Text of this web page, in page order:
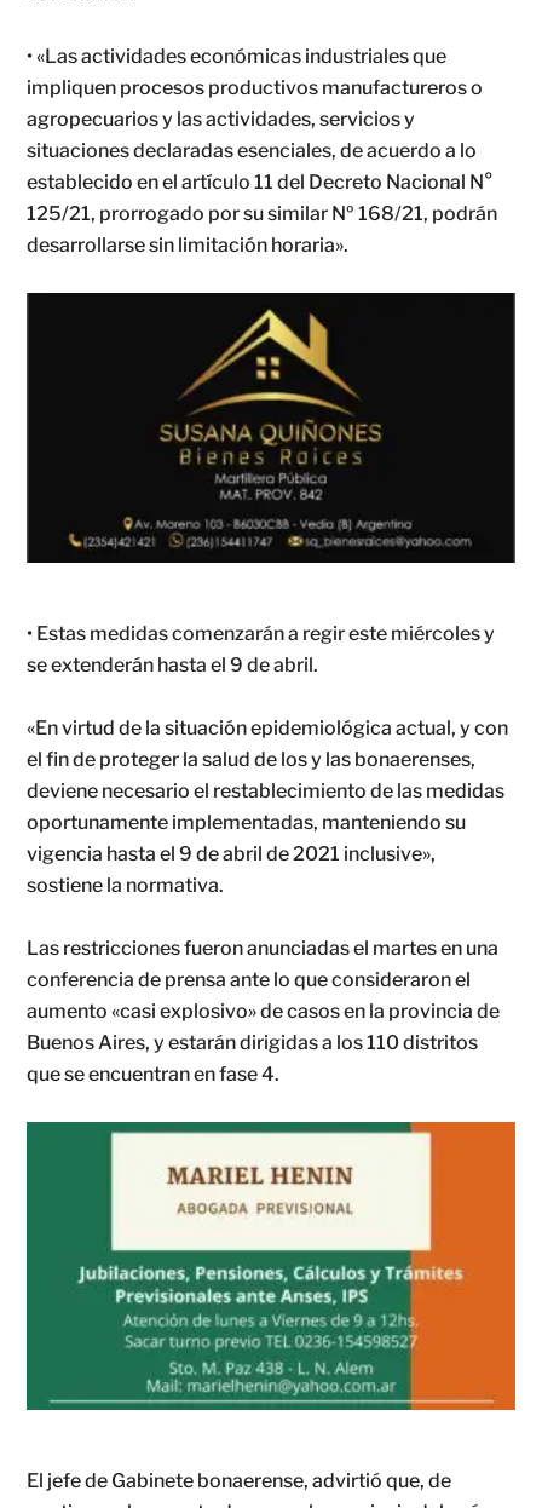
• «Las actividades económicas industriales que
impliquen procesos productivos manufactureros o
agropecuarios y las actividades, servicios y
situaciones declaradas esenciales, de acuerdo a lo
establecido en el artículo 11 del Decreto Nacional N°
125/21, prorrogado por su similar Nº 168/21, podrán
desarrollarse sin limitación horaria».
• Estas medidas comenzarán a regir este miércoles y
se extenderán hasta el 9 de abril.
«En virtud de la situación epidemiológica actual, y con
el fin de proteger la salud de los y las bonaerenses,
deviene necesario el restablecimiento de las medidas
oportunamente implementadas, manteniendo su
vigencia hasta el 9 de abril de 2021 inclusive»,
sostiene la normativa.
Las restricciones fueron anunciadas el martes en una
conferencia de prensa ante lo que consideraron el
aumento «casi explosivo» de casos en la provincia de
Buenos Aires, y estarán dirigidas a los 110 distritos
que se encuentran en fase 4.
El jefe de Gabinete bonaerense, advirtió que, de